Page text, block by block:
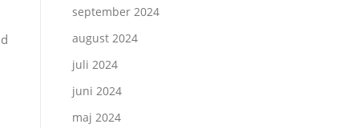
september 2024
august 2024
juli 2024
juni 2024
maj 2024